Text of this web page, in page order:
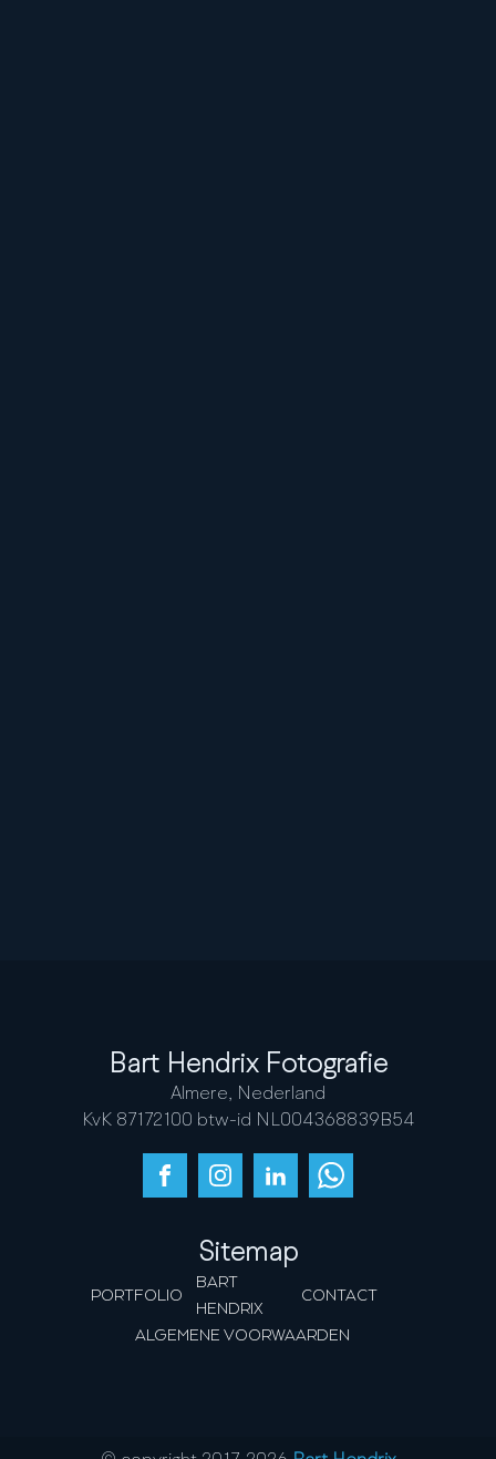
Bart Hendrix Fotografie
Almere, Nederland
KvK 87172100 btw-id NL004368839B54
Sitemap
PORTFOLIO
BART
HENDRIX
CONTACT
ALGEMENE VOORWAARDEN